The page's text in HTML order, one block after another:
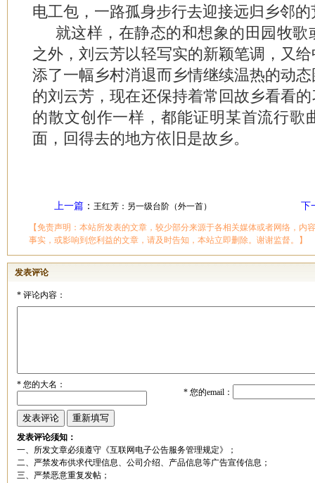
电工包，一路孤身步行去迎接远归乡邻
就这样，在静态的和想象的田园牧
之外，刘云芳以轻写实的新颖笔调，又
添了一幅乡村消退而乡情继续温热的动
的刘云芳，现在还保持着常回故乡看看
的散文创作一样，都能证明某首流行歌
面，回得去的地方依旧是故乡。
上一篇： 王红芳：另一级台阶（外一首） 下
【免责声明：本站所发表的文章，较少部分来源于各相关媒体或者网络，内
事实，或影响到您利益的文章，请及时告知，本站立即删除。谢谢监督。】
发表评论
*评论内容：
*您的大名：
*您的email：
发表评论须知：
一、所发文章必须遵守《互联网电子公告服务管理规定》；
二、严禁发布供求代理信息、公司介绍、产品信息等广告宣传信息；
三、严禁恶意重复发帖；